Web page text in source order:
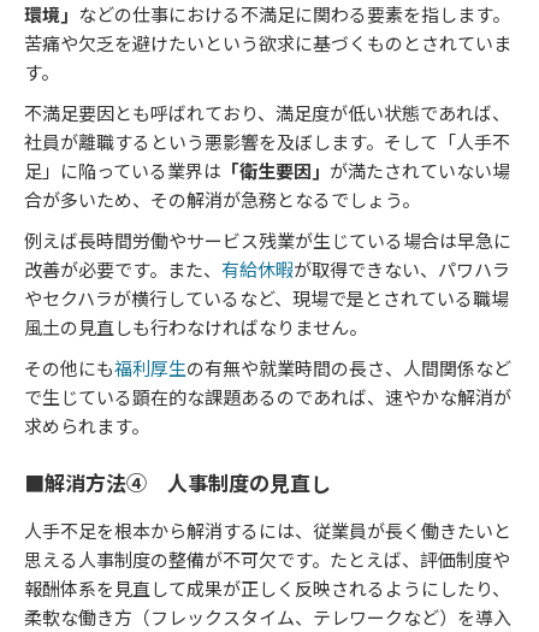
環境」 などの仕事における不満足に関わる要素を指します。
苦痛や欠乏を避けたいという欲求に基づくものとされていま
す。
不満足要因とも呼ばれており、満足度が低い状態であれば、
社員が離職するという悪影響を及ぼします。そして「人手不
足」に陥っている業界は 「衛生要因」 が満たされていない場
合が多いため、その解消が急務となるでしょう。
例えば長時間労働やサービス残業が生じている場合は早急に
改善が必要です。また、 有給休暇が取得できない、パワハラ
やセクハラが横行しているなど、現場で是とされている職場
風土の見直しも行わなければなりません。
その他にも福利厚生の有無や就業時間の長さ、人間関係など
で生じている顕在的な課題あるのであれば、速やかな解消が
求められます。
■解消方法④ 人事制度の見直し
人手不足を根本から解消するには、従業員が長く働きたいと
思える人事制度の整備が不可欠です。たとえば、評価制度や
報酬体系を見直して成果が正しく反映されるようにしたり、
柔軟な働き方（フレックスタイム、テレワークなど）を導入